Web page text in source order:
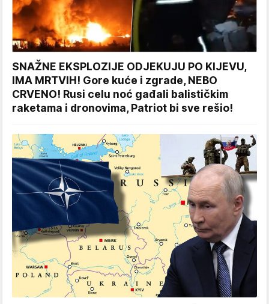
SNAŽNE EKSPLOZIJE ODJEKUJU PO KIJEVU,
IMA MRTVIH! Gore kuće i zgrade, NEBO
CRVENO! Rusi celu noć gađali balističkim
raketama i dronovima, Patriot bi sve rešio!